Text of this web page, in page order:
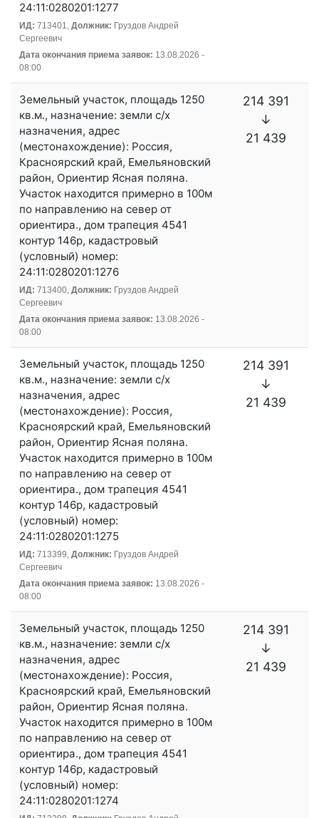
24:11:0280201:1277
ИД: 713401, Должник: Груздов Андрей
Сергеевич
Дата окончания приема заявок: 13.08.2026 -
08:00
Земельный участок, площадь 1250
кв.м., назначение: земли с/х
назначения, адрес
(местонахождение): Россия,
Красноярский край, Емельяновский
район, Ориентир Ясная поляна.
Участок находится примерно в 100м
по направлению на север от
ориентира., дом трапеция 4541
контур 146р, кадастровый
(условный) номер:
24:11:0280201:1276
ИД: 713400, Должник: Груздов Андрей
Сергеевич
Дата окончания приема заявок: 13.08.2026 -
08:00
214 391
↓
21 439
Земельный участок, площадь 1250
кв.м., назначение: земли с/х
назначения, адрес
(местонахождение): Россия,
Красноярский край, Емельяновский
район, Ориентир Ясная поляна.
Участок находится примерно в 100м
по направлению на север от
ориентира., дом трапеция 4541
контур 146р, кадастровый
(условный) номер:
24:11:0280201:1275
ИД: 713399, Должник: Груздов Андрей
Сергеевич
Дата окончания приема заявок: 13.08.2026 -
08:00
214 391
↓
21 439
Земельный участок, площадь 1250
кв.м., назначение: земли с/х
назначения, адрес
(местонахождение): Россия,
Красноярский край, Емельяновский
район, Ориентир Ясная поляна.
Участок находится примерно в 100м
по направлению на север от
ориентира., дом трапеция 4541
контур 146р, кадастровый
(условный) номер:
24:11:0280201:1274
214 391
↓
21 439